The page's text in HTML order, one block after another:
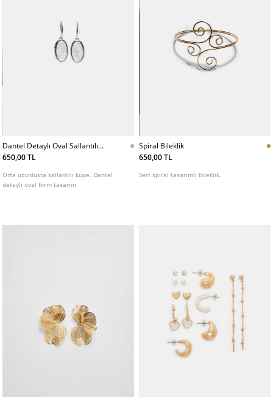
Dantel Detaylı Oval Sallantılı
Kupe
650,00 TL
Orta uzunlukta sallantılı küpe. Dantel
detaylı oval form tasarım.
Spiral Bileklik
650,00 TL
Sert spiral tasarımlı bileklik.